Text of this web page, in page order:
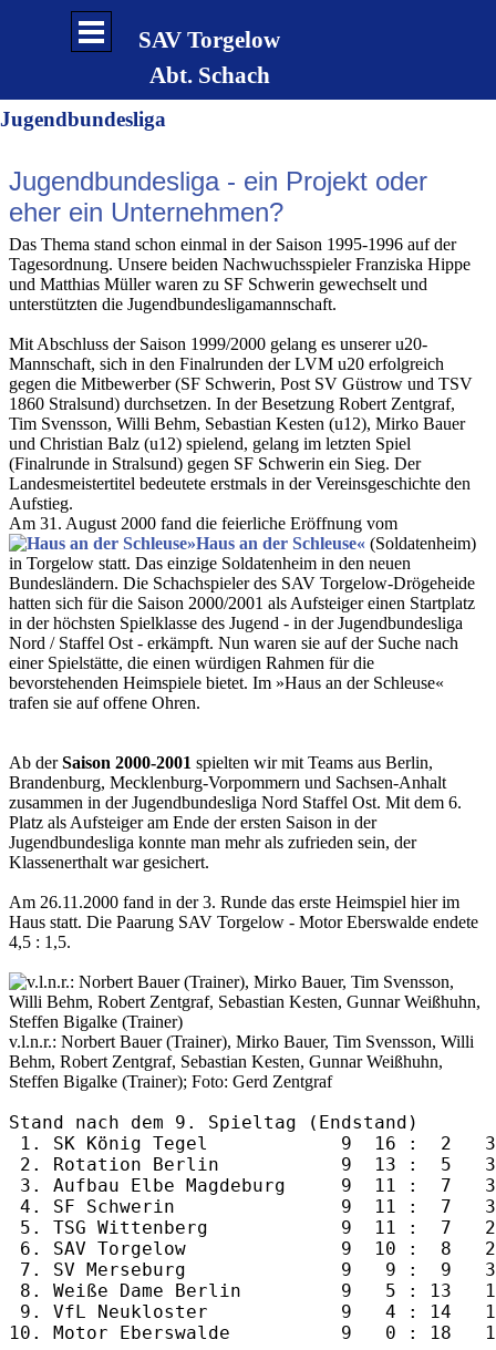
Direkt zum Seiteninhalt
SAV Torgelow
Abt. Schach
Menü überspringen
Jugendbundesliga
Jugendbundesliga - ein Projekt oder
eher ein Unternehmen?
Das Thema stand schon einmal in der Saison 1995-1996 auf der
Tagesordnung. Unsere beiden Nachwuchsspieler Franziska Hippe
und Matthias Müller waren zu SF Schwerin gewechselt und
unterstützten die Jugendbundesligamannschaft.
Mit Abschluss der Saison 1999/2000 gelang es unserer u20-
Mannschaft, sich in den Finalrunden der LVM u20 erfolgreich
gegen die Mitbewerber (SF Schwerin, Post SV Güstrow und TSV
1860 Stralsund) durchsetzen. In der Besetzung Robert Zentgraf,
Tim Svensson, Willi Behm, Sebastian Kesten (u12), Mirko Bauer
und Christian Balz (u12) spielend, gelang im letzten Spiel
(Finalrunde in Stralsund) gegen SF Schwerin ein Sieg. Der
Landesmeistertitel bedeutete erstmals in der Vereinsgeschichte den
Aufstieg.
Am 31. August 2000 fand die feierliche Eröffnung vom
»Haus an der Schleuse« (Soldatenheim)
in Torgelow statt. Das einzige Soldatenheim in den neuen
Bundesländern. Die Schachspieler des SAV Torgelow-Drögeheide
hatten sich für die Saison 2000/2001 als Aufsteiger einen Startplatz
in der höchsten Spielklasse des Jugend - in der Jugendbundesliga
Nord / Staffel Ost - erkämpft. Nun waren sie auf der Suche nach
einer Spielstätte, die einen würdigen Rahmen für die
bevorstehenden Heimspiele bietet. Im »Haus an der Schleuse«
trafen sie auf offene Ohren.
Ab derSaison 2000-2001 spielten wir mit Teams aus Berlin,
Brandenburg, Mecklenburg-Vorpommern und Sachsen-Anhalt
zusammen in der Jugendbundesliga Nord Staffel Ost. Mit dem 6.
Platz als Aufsteiger am Ende der ersten Saison in der
Jugendbundesliga konnte man mehr als zufrieden sein, der
Klassenerthalt war gesichert.
Am 26.11.2000 fand in der 3. Runde das erste Heimspiel hier im
Haus statt. Die Paarung SAV Torgelow - Motor Eberswalde endete
4,5 : 1,5.
v.l.n.r.: Norbert Bauer (Trainer), Mirko Bauer, Tim Svensson, Willi
Behm, Robert Zentgraf, Sebastian Kesten, Gunnar Weißhuhn,
Steffen Bigalke (Trainer); Foto: Gerd Zentgraf
Stand nach dem 9. Spieltag (Endstand)
1. SK König Tegel            9  16 :  2
2. Rotation Berlin           9  13 :  5
3. Aufbau Elbe Magdeburg     9  11 :  7
4. SF Schwerin               9  11 :  7
5. TSG Wittenberg            9  11 :  7
6. SAV Torgelow              9  10 :  8
7. SV Merseburg              9   9 :  9
8. Weiße Dame Berlin         9   5 : 13
9. VfL Neukloster            9   4 : 14